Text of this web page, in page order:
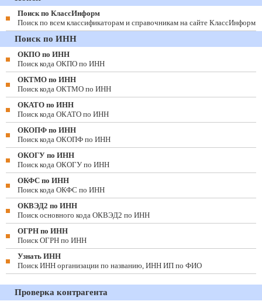
Поиск по КлассИнформ
Поиск по всем классификаторам и справочникам на сайте КлассИнформ
Поиск по ИНН
ОКПО по ИНН
Поиск кода ОКПО по ИНН
ОКТМО по ИНН
Поиск кода ОКТМО по ИНН
ОКАТО по ИНН
Поиск кода ОКАТО по ИНН
ОКОПФ по ИНН
Поиск кода ОКОПФ по ИНН
ОКОГУ по ИНН
Поиск кода ОКОГУ по ИНН
ОКФС по ИНН
Поиск кода ОКФС по ИНН
ОКВЭД2 по ИНН
Поиск основного кода ОКВЭД2 по ИНН
ОГРН по ИНН
Поиск ОГРН по ИНН
Узнать ИНН
Поиск ИНН организации по названию, ИНН ИП по ФИО
Проверка контрагента